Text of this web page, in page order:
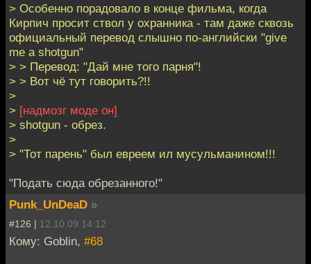
> Особенно порадовало в конце фильма, когда
Кирпич просит ствол у охранника - там даже сквозь
официальный перевод слышно по-английски "give
me a shotgun"
> > Перевод: "Дай мне того парня"!
> > Вот чё тут говорить?!!
>
> [надмозг моде он]
> shotgun - обрез.
>
> "Тот парень" был евреем ил мусульманином!!!
"Подать сюда обрезанного!"
Punk_UnDeaD »
#126 | 12.10.09 14:12
Кому: Goblin, #68